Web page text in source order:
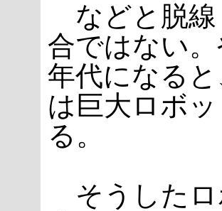
などと脱線
合ではない
年代になる
は巨大ロボ
る。
そうしたロ